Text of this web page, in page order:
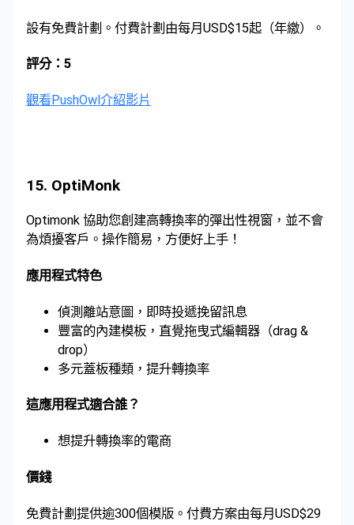
設有免費計劃。付費計劃由每月USD$15起（年繳）。
評分：5
觀看PushOwl介紹影片
15. OptiMonk
Optimonk 協助您創建高轉換率的彈出性視窗，並不會
為煩擾客戶。操作簡易，方便好上手！
應用程式特色
偵測離站意圖，即時投遞挽留訊息
豐富的內建模板，直覺拖曳式編輯器（drag &
drop）
多元蓋板種類，提升轉換率
這應用程式適合誰？
想提升轉換率的電商
價錢
免費計劃提供逾300個模版。付費方案由每月USD$29